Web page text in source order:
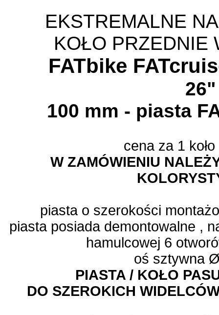
EKSTREMALNE
KOŁO PRZEDNIE
FATbike
26"
100 mm - piasta
cena za 1
W ZAMÓWIENIU
piasta o szerokości
piasta posiada demontowalne ,
hamulcowej 6
oś sztywna
PIASTA / KOŁO
DO SZEROKICH